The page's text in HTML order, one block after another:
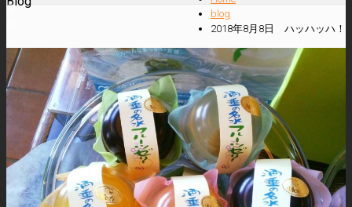
blog
2018年8月8日 ハッハッハ！